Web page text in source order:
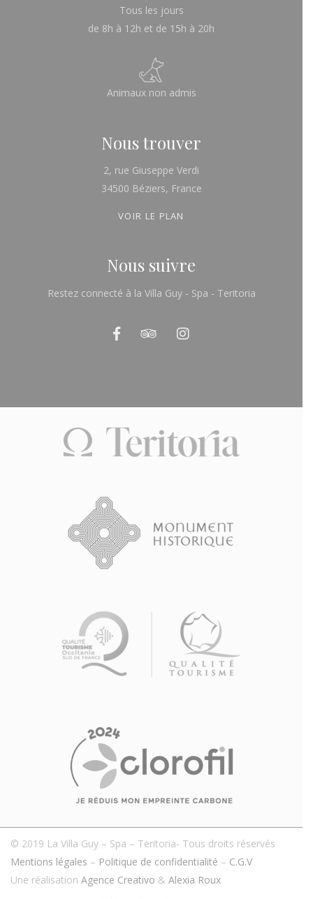
Tous les jours
de 8h à 12h et de 15h à 20h
Animaux non admis
Nous trouver
2, rue Giuseppe Verdi
34500 Béziers, France
VOIR LE PLAN
Nous suivre
Restez connecté à la Villa Guy - Spa - Teritoria
© 2019 La Villa Guy – Spa – Teritoria- Tous droits réservés
Mentions légales – Politique de confidentialité – C.G.V
Une réalisation Agence Creativo & Alexia Roux